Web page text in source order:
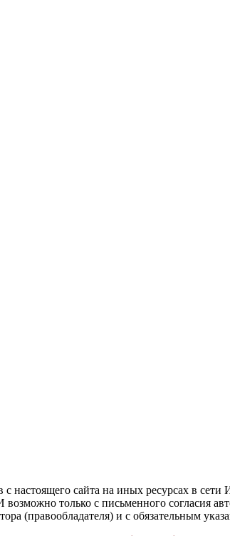
настоящего сайта на иных ресурсах в
только с письменного согласия
(правообладателя) и с обязательным